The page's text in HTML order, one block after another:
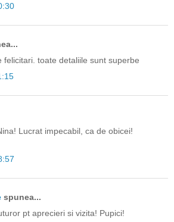
felicitari. toate detaliile sunt superbe
Lucrat impecabil, ca de obicei!
spunea...
pt aprecieri si vizita! Pupici!